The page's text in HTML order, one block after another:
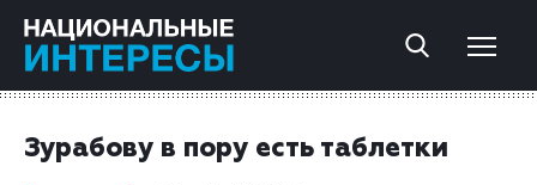
Зурабову в пору есть таблетки